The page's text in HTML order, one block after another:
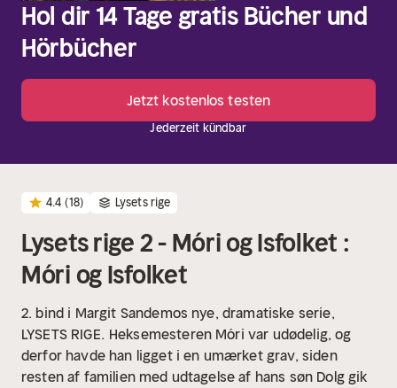
Hol dir 14 Tage gratis Bücher und
Hörbücher
Jetzt kostenlos testen
Jederzeit kündbar
4.4 (18) Lysets rige
Lysets rige 2 - Móri og Isfolket :
Móri og Isfolket
2. bind i Margit Sandemos nye, dramatiske serie,
LYSETS RIGE. Heksemesteren Móri var udødelig, og
derfor havde han ligget i en umærket grav, siden
resten af familien med udtagelse af hans søn Dolg gik